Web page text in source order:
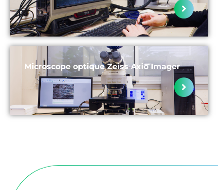
Microscope optique Zeiss Axio Imager